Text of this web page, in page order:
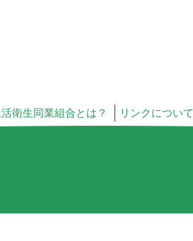
衛生同業組合とは？ リンクについて